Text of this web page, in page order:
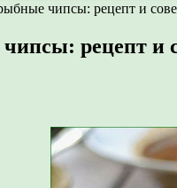
чипсы: рецепт и
рецепт и